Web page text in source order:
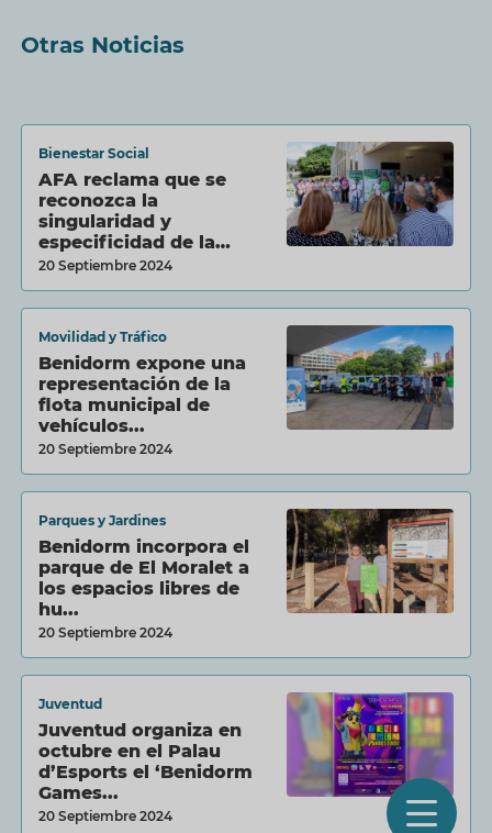
Otras Noticias
Bienestar Social
AFA reclama que se
reconozca la
singularidad y
especificidad de la
dem...
20 Septiembre 2024
Movilidad y Tráfico
Benidorm expone una
representación de la
flota municipal de
vehículos...
20 Septiembre 2024
Parques y Jardines
Benidorm incorpora el
parque de El Moralet a
los espacios libres de
hu...
20 Septiembre 2024
Juventud
Juventud organiza en
octubre en el Palau
d’Esports el ‘Benidorm
Games...
20 Septiembre 2024